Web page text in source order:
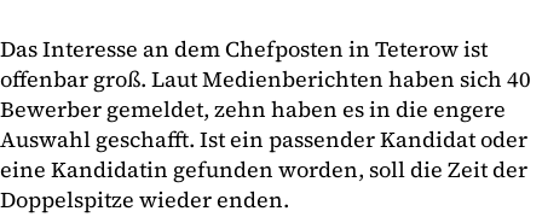
Das Interesse an dem Chefposten in Teterow ist
offenbar groß. Laut Medienberichten haben sich 40
Bewerber gemeldet, zehn haben es in die engere
Auswahl geschafft. Ist ein passender Kandidat oder
eine Kandidatin gefunden worden, soll die Zeit der
Doppelspitze wieder enden.